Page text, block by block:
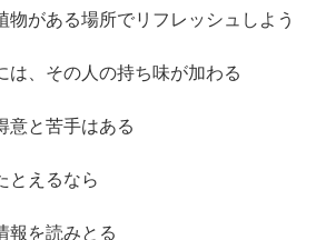
物がある場所でリフレッシュしよう
は、その人の持ち味が加わる
意と苦手はある
とえるなら
報を読みとる